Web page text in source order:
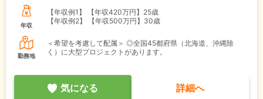
年収
【年収例1】
【年収420万円】25歳
【年収例2】
【年収500万円】30歳
勤務地
＜希望を考慮して配属＞ ◎全国45都府県（北海道、沖縄除
く）に大型プロジェクトがあります。
気になる 詳細へ